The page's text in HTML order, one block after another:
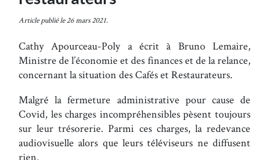
Article publié le 26 mars 2021.
Cathy Apourceau-Poly a écrit à Bruno Lemaire,
Ministre de l’économie et des finances et de la relance,
concernant la situation des Cafés et Restaurateurs.
Malgré la fermeture administrative pour cause de
Covid, les charges incompréhensibles pèsent toujours
sur leur trésorerie. Parmi ces charges, la redevance
audiovisuelle alors que leurs téléviseurs ne diffusent
rien.